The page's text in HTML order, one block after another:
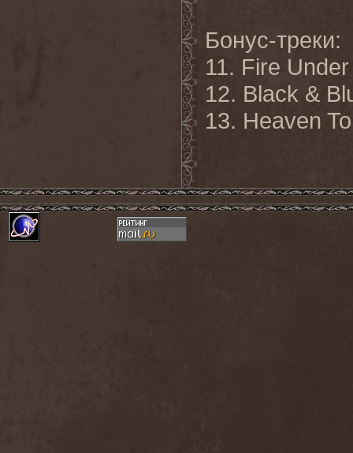
Бонус-треки:
11. Fire
12. Black &
13. Heaven